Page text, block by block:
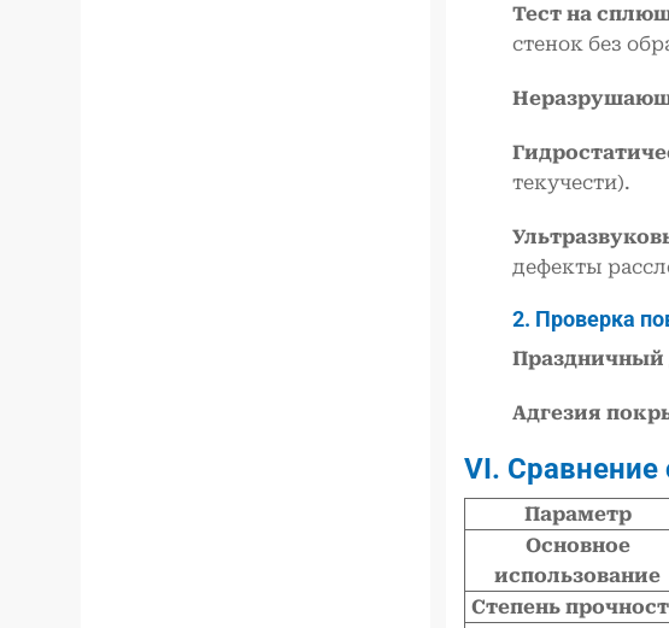
Тест на
стенок без
текучести).
дефекты
2. Проверка
Праздничный
Адгезия
VI. Сравнение
Параметр
Основное
использование
Степень